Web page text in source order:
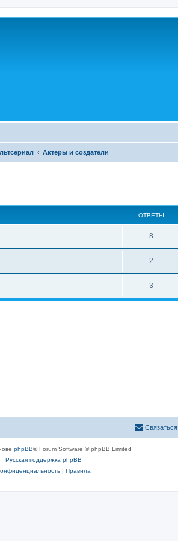
Актёры и создатели
ОТВЕТЫ
8О
т
е
т
2О
т
3О
т
ы
Связаться
phpBB® Forum Software © phpBB Limited
Русская поддержка phpBB
| Правила